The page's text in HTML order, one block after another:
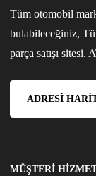
Tüm otomobil
bulabileceğiniz,
parça satışı
ADRESI
MÜŞTERI